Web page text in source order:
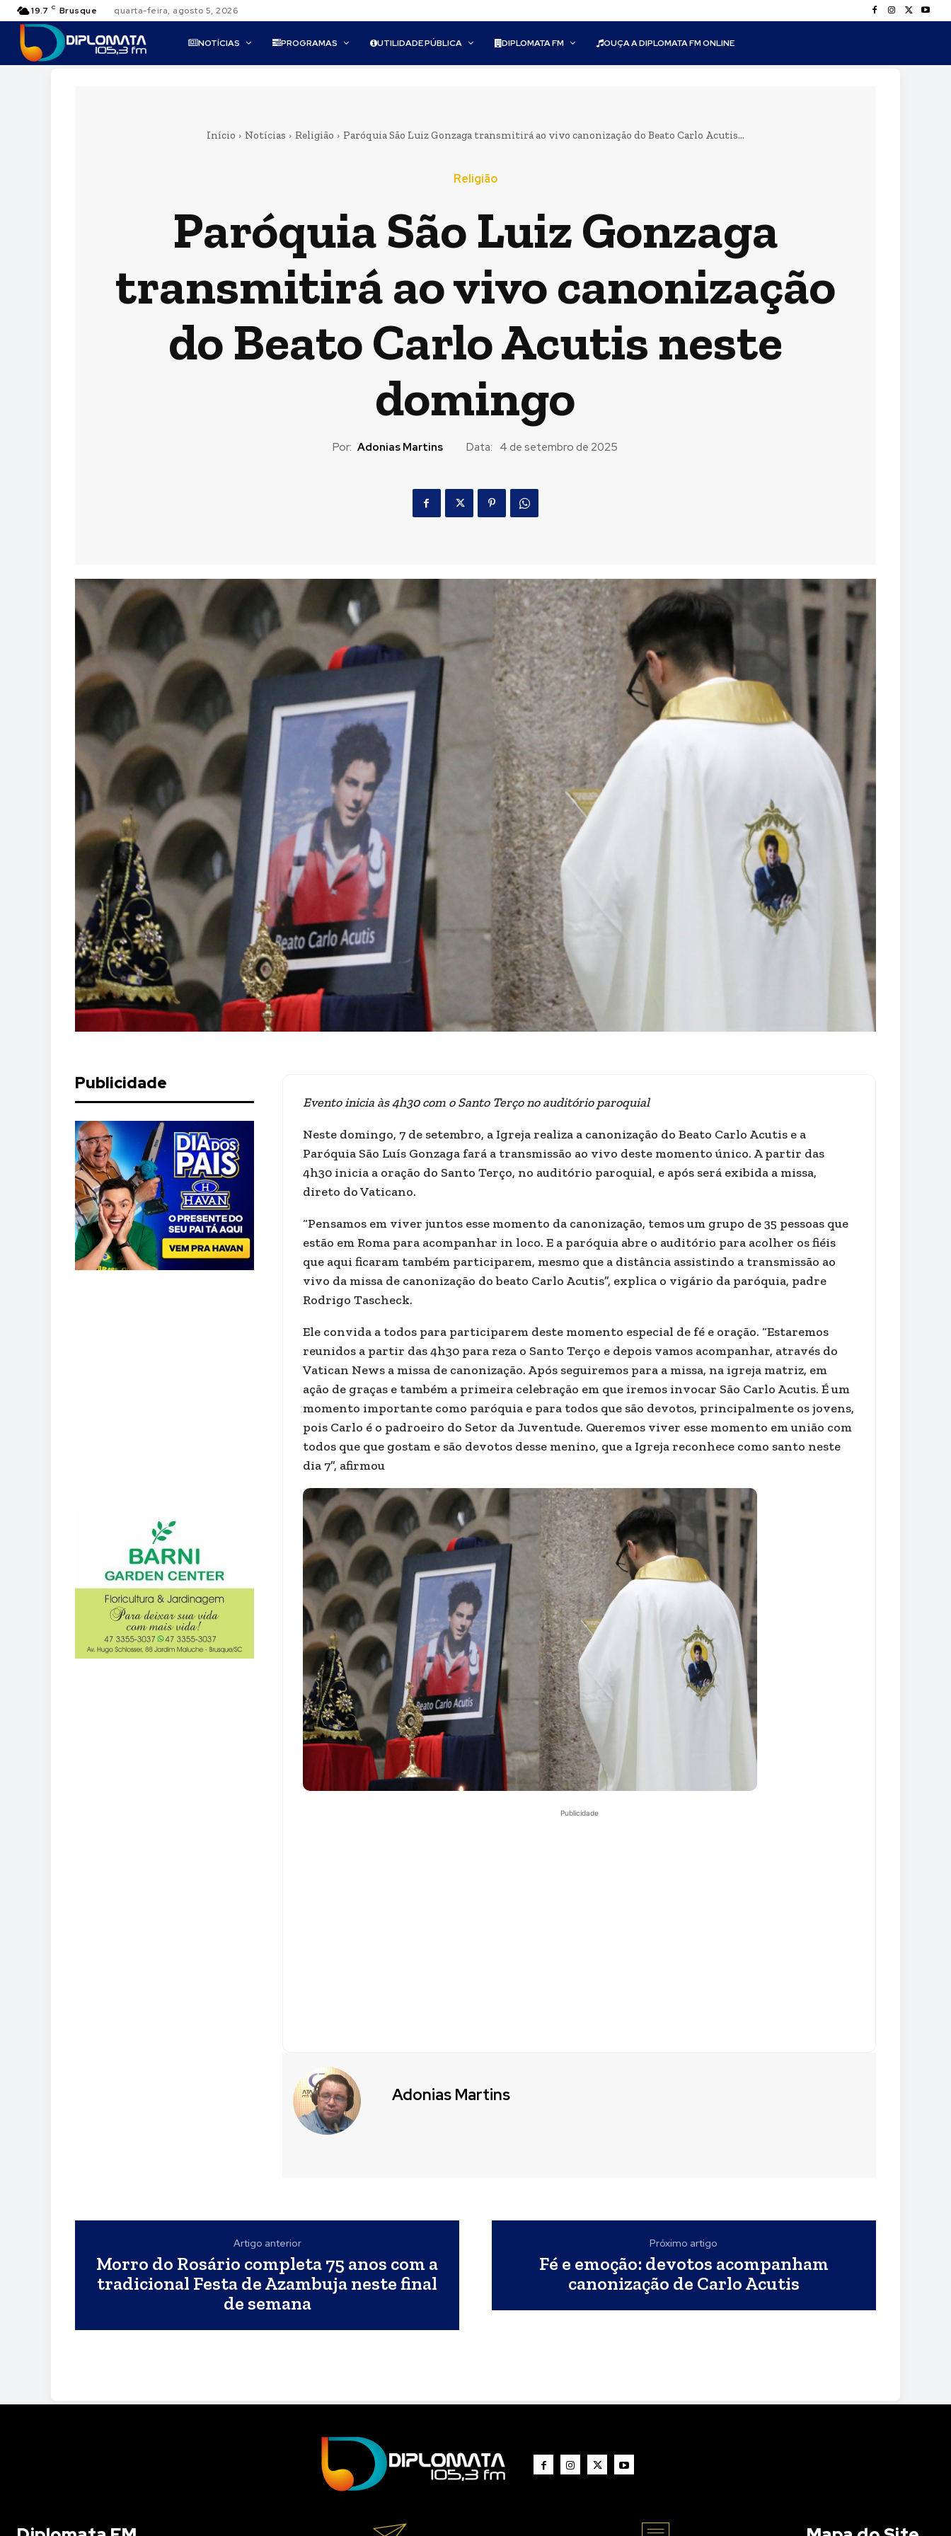
19.7 C Brusque quarta-feira, agosto 5, 2026
NOTÍCIAS PROGRAMAS UTILIDADE PÚBLICA DIPLOMATA FM OUÇA A DIPLOMATA FM ONLINE
Início Notícias Religião Paróquia São Luiz Gonzaga transmitirá ao vivo canonização do Beato Carlo Acutis...
Religião
Paróquia São Luiz Gonzaga
transmitirá ao vivo canonização
do Beato Carlo Acutis neste
domingo
Por: Adonias Martins Data: 4 de setembro de 2025
Publicidade
Evento inicia às 4h30 com o Santo Terço no auditório paroquial
Neste domingo, 7 de setembro, a Igreja realiza a canonização do Beato Carlo Acutis e a
Paróquia São Luís Gonzaga fará a transmissão ao vivo deste momento único. A partir das
4h30 inicia a oração do Santo Terço, no auditório paroquial, e após será exibida a missa,
direto do Vaticano.
“Pensamos em viver juntos esse momento da canonização, temos um grupo de 35 pessoas que
estão em Roma para acompanhar in loco. E a paróquia abre o auditório para acolher os fiéis
que aqui ficaram também participarem, mesmo que a distância assistindo a transmissão ao
vivo da missa de canonização do beato Carlo Acutis”, explica o vigário da paróquia, padre
Rodrigo Tascheck.
Ele convida a todos para participarem deste momento especial de fé e oração. “Estaremos
reunidos a partir das 4h30 para reza o Santo Terço e depois vamos acompanhar, através do
Vatican News a missa de canonização. Após seguiremos para a missa, na igreja matriz, em
ação de graças e também a primeira celebração em que iremos invocar São Carlo Acutis. É um
momento importante como paróquia e para todos que são devotos, principalmente os jovens,
pois Carlo é o padroeiro do Setor da Juventude. Queremos viver esse momento em união com
todos que que gostam e são devotos desse menino, que a Igreja reconhece como santo neste
dia 7”, afirmou
Publicidade
Adonias Martins
Artigo anterior
Morro do Rosário completa 75 anos com a
tradicional Festa de Azambuja neste final
de semana
Próximo artigo
Fé e emoção: devotos acompanham
canonização de Carlo Acutis